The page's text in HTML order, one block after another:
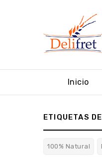
Inicio
ETIQUETAS
100% Natural